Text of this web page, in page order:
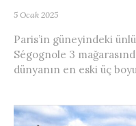
5 Ocak 2025
Paris’in güneyindeki
Ségognole 3
dünyanın en eski üç